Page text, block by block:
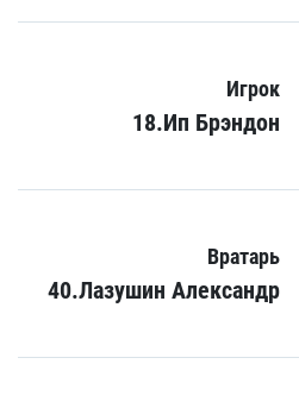
Игрок
18.Ип Брэндон
Вратарь
40.Лазушин Александр